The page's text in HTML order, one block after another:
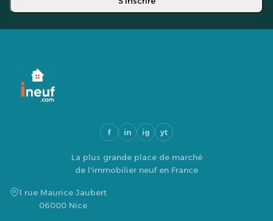
f in ig yt
La plus grande place de marché
de l'immobilier neuf en France
1 rue Maurice Jaubert
06000 Nice